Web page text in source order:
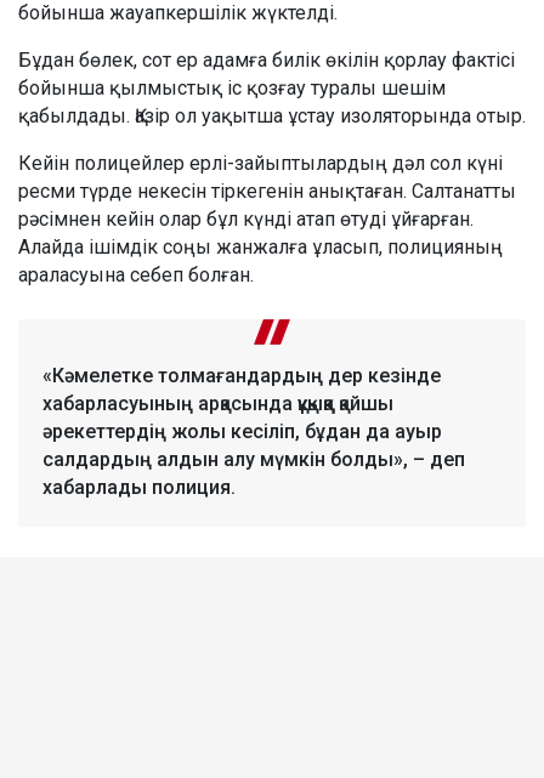
бойынша жауапкершілік жүктелді.
Бұдан бөлек, сот ер адамға билік өкілін қорлау фактісі
бойынша қылмыстық іс қозғау туралы шешім
қабылдады. Қазір ол уақытша ұстау изоляторында отыр.
Кейін полицейлер ерлі-зайыптылардың дәл сол күні
ресми түрде некесін тіркегенін анықтаған. Салтанатты
рәсімнен кейін олар бұл күнді атап өтуді ұйғарған.
Алайда ішімдік соңы жанжалға ұласып, полицияның
араласуына себеп болған.
«Кәмелетке толмағандардың дер кезінде
хабарласуының арқасында құқыққа қайшы
әрекеттердің жолы кесіліп, бұдан да ауыр
салдардың алдын алу мүмкін болды», – деп
хабарлады полиция.